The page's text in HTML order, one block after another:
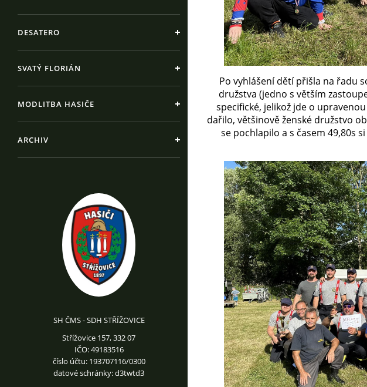
DESATERO
SVATÝ FLORIÁN
MODLITBA HASIČE
ARCHIV
SH ČMS - SDH STŘÍŽOVICE
Střížovice 157, 332 07
IČO: 49183516
číslo účtu: 193707116/0300
datové schránky: d3twtd3
Po vyhlášení dětí přišla na řadu
družstva (jedno s větším
specifické, jelikož jde o
dařilo, většinově ženské družstvo
se pochlapilo a s časem 49,80s